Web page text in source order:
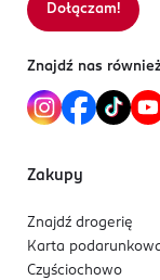
Dołączam!
Znajdź nas
Zakupy
Znajdź drogerię
Karta
Czyściochowo